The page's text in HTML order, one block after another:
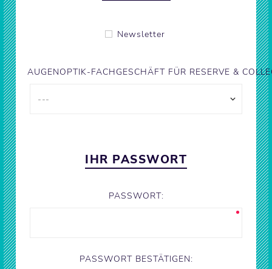
Newsletter
AUGENOPTIK-FACHGESCHÄFT FÜR RESERVE &
IHR PASSWORT
PASSWORT:
PASSWORT BESTÄTIGEN: